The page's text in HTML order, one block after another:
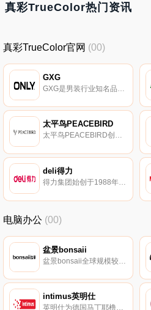
真彩TrueColor热门资讯
真彩TrueColor官网 (00)
GXG
太平鸟PEACEBIRD
太平鸟PEACEBIRD创于1996年，定位20-30岁的年轻消费群体，国内知名时尚服饰集团。太平鸟旗下有太平鸟、乐町、Mini Peace童装、物质女孩女装、贝甜童装、太平鸟巢家居等多个品牌。
deli得力
得力集团始创于1988年。得力产品线覆盖商用机器、IT耗材、办公电子、书写工具、胶粘制品、文管产品、装订设备、办公用品、学生文具和纸制品10大类，为大众提供办公学习工具。
电脑办公 (00)
盆景bonsaii
盆景bonsaii全球规模较大的碎纸机制造商，集研发、生产、销售于一体。盆景专业从事碎纸机、装订机、点钞机、塑封机及其他系列产品的的现代化产业企业。
intimus英明仕
英明仕为德国马丁耶橹国际有限公司旗下全球著名碎纸机品牌。英明仕是一家致力于保密销毁、印后设备和废物处理的专业化公司。